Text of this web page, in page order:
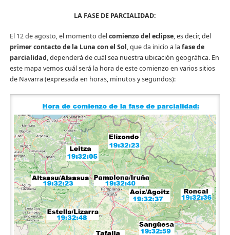
LA FASE DE PARCIALIDAD:
El 12 de agosto, el momento delcomienzo del eclipse, es decir, del
primer contacto de la Luna con el Sol, que da inicio a la fase de
parcialidad, dependerá de cuál sea nuestra ubicación geográfica. En
este mapa vemos cuál será la hora de este comienzo en varios sitios
de Navarra (expresada en horas, minutos y segundos):